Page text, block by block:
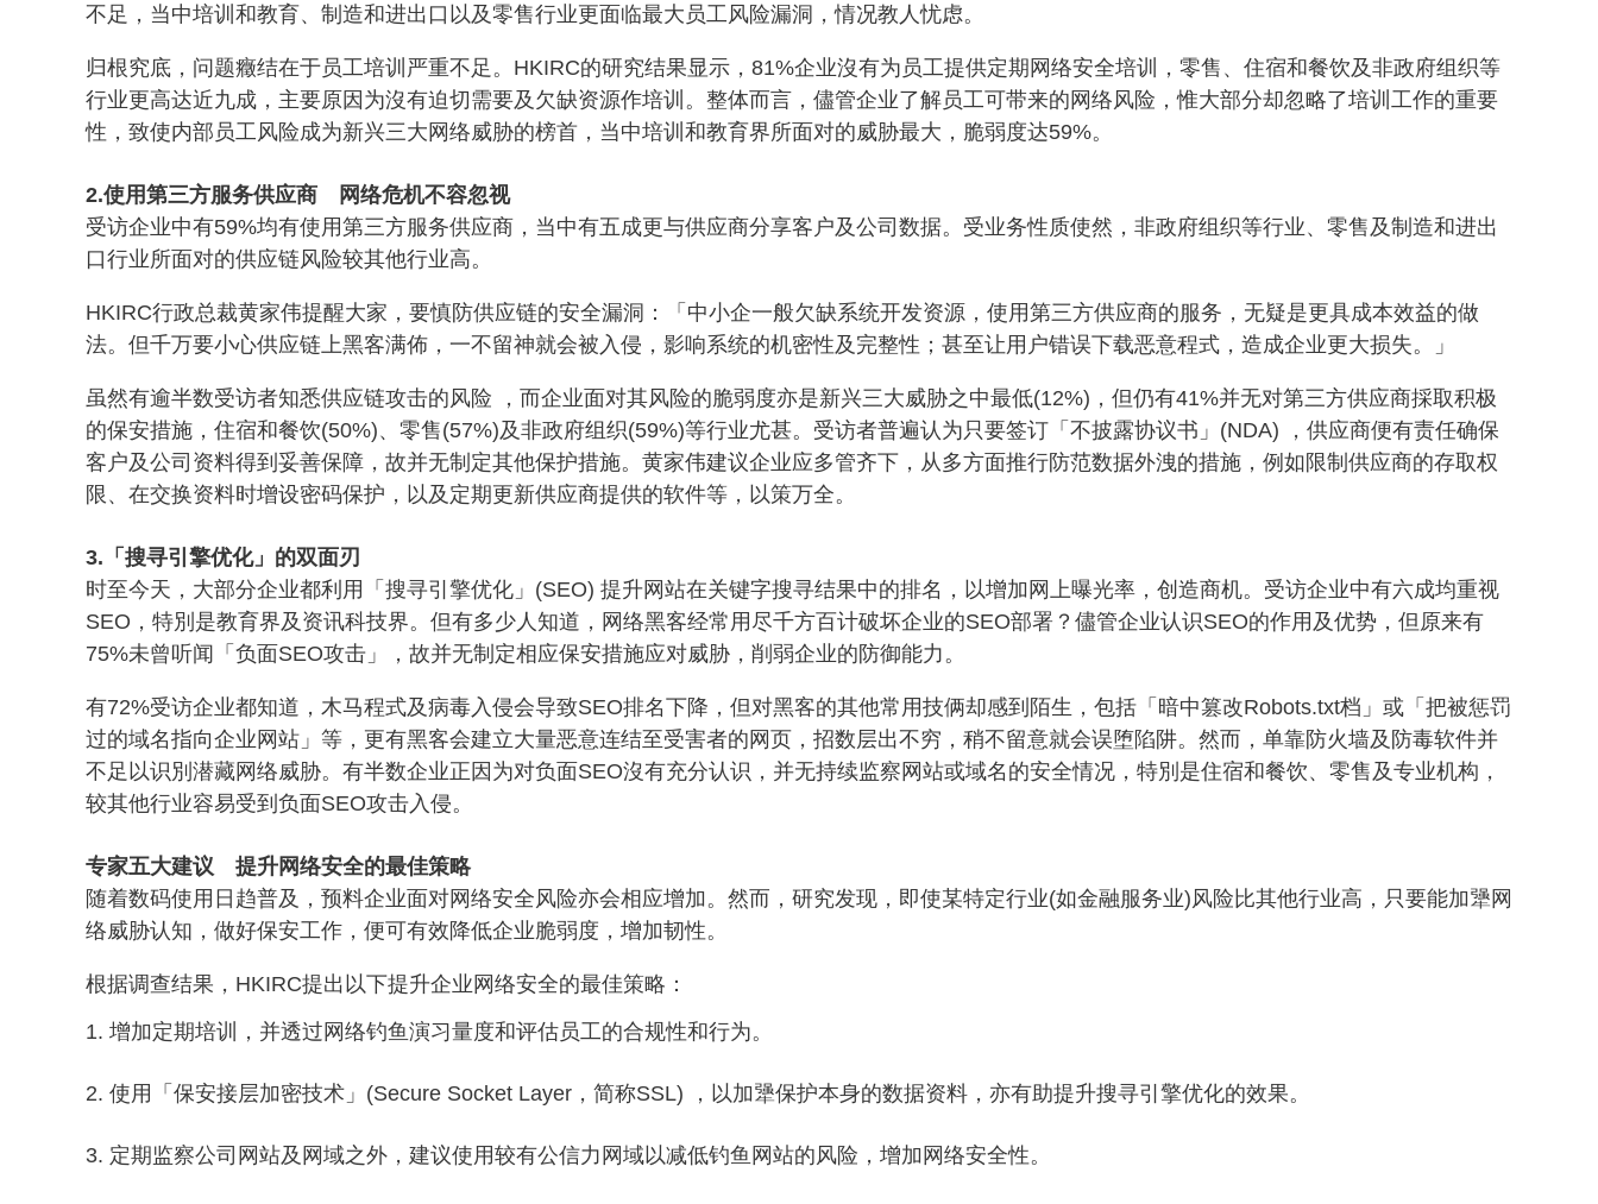
不足，当中培训和教育、制造和进出口以及零售行业更面临最大员工风险漏洞，情况教人忧虑。
归根究底，问题癥结在于员工培训严重不足。HKIRC的研究结果显示，81%企业沒有为员工提供定期网络安全培训，零售、住宿和餐饮及非政府组织等
行业更高达近九成，主要原因为沒有迫切需要及欠缺资源作培训。整体而言，儘管企业了解员工可带来的网络风险，惟大部分却忽略了培训工作的重要
性，致使内部员工风险成为新兴三大网络威胁的榜首，当中培训和教育界所面对的威胁最大，脆弱度达59%。
2.使用第三方服务供应商 网络危机不容忽视
受访企业中有59%均有使用第三方服务供应商，当中有五成更与供应商分享客户及公司数据。受业务性质使然，非政府组织等行业、零售及制造和进出
口行业所面对的供应链风险较其他行业高。
HKIRC行政总裁黄家伟提醒大家，要慎防供应链的安全漏洞：「中小企一般欠缺系统开发资源，使用第三方供应商的服务，无疑是更具成本效益的做
法。但千万要小心供应链上黑客满佈，一不留神就会被入侵，影响系统的机密性及完整性；甚至让用户错误下载恶意程式，造成企业更大损失。」
虽然有逾半数受访者知悉供应链攻击的风险 ，而企业面对其风险的脆弱度亦是新兴三大威胁之中最低(12%)，但仍有41%并无对第三方供应商採取积极
的保安措施，住宿和餐饮(50%)、零售(57%)及非政府组织(59%)等行业尤甚。受访者普遍认为只要签订「不披露协议书」(NDA) ，供应商便有责任确保
客户及公司资料得到妥善保障，故并无制定其他保护措施。黄家伟建议企业应多管齐下，从多方面推行防范数据外洩的措施，例如限制供应商的存取权
限、在交换资料时增设密码保护，以及定期更新供应商提供的软件等，以策万全。
3.「搜寻引擎优化」的双面刃
时至今天，大部分企业都利用「搜寻引擎优化」(SEO) 提升网站在关键字搜寻结果中的排名，以增加网上曝光率，创造商机。受访企业中有六成均重视
SEO，特別是教育界及资讯科技界。但有多少人知道，网络黑客经常用尽千方百计破坏企业的SEO部署？儘管企业认识SEO的作用及优势，但原来有
75%未曾听闻「负面SEO攻击」，故并无制定相应保安措施应对威胁，削弱企业的防御能力。
有72%受访企业都知道，木马程式及病毒入侵会导致SEO排名下降，但对黑客的其他常用技俩却感到陌生，包括「暗中篡改Robots.txt档」或「把被惩罚
过的域名指向企业网站」等，更有黑客会建立大量恶意连结至受害者的网页，招数层出不穷，稍不留意就会误堕陷阱。然而，单靠防火墙及防毒软件并
不足以识別潜藏网络威胁。有半数企业正因为对负面SEO沒有充分认识，并无持续监察网站或域名的安全情况，特別是住宿和餐饮、零售及专业机构，
较其他行业容易受到负面SEO攻击入侵。
专家五大建议 提升网络安全的最佳策略
随着数码使用日趋普及，预料企业面对网络安全风险亦会相应增加。然而，研究发现，即使某特定行业(如金融服务业)风险比其他行业高，只要能加犟网
络威胁认知，做好保安工作，便可有效降低企业脆弱度，增加韧性。
根据调查结果，HKIRC提出以下提升企业网络安全的最佳策略：
增加定期培训，并透过网络钓鱼演习量度和评估员工的合规性和行为。
使用「保安接层加密技术」(Secure Socket Layer，简称SSL) ，以加犟保护本身的数据资料，亦有助提升搜寻引擎优化的效果。
定期监察公司网站及网域之外，建议使用较有公信力网域以减低钓鱼网站的风险，增加网络安全性。